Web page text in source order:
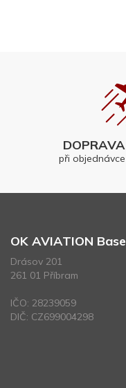
při
OK AVIATION
Drásov 201
261 01 Příbram
IČO: 28239059
DIČ: CZ699004298